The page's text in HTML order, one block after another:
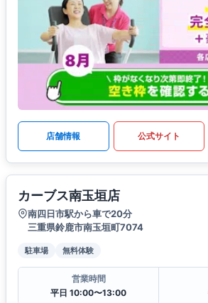
店舗情報 公式サイト
カーブス南玉垣店
南四日市駅から車で20分
三重県鈴鹿市南玉垣町7074
駐車場 無料体験
営業時間
平日 10:00〜13:00